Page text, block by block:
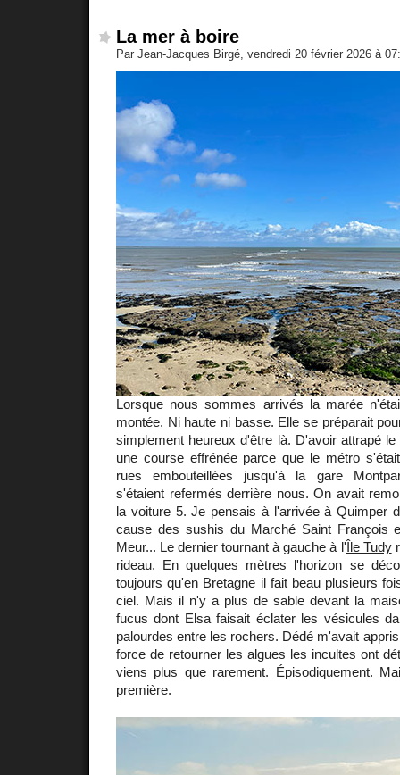
La mer à boire
Par Jean-Jacques Birgé, vendredi 20 février 2026 à
Lorsque nous sommes arrivés la marée
montée. Ni haute ni basse. Elle se préparait
simplement heureux d'être là. D'avoir attrapé
une course effrénée parce que le métro
rues embouteillées jusqu'à la gare
s'étaient refermés derrière nous. On avait
la voiture 5. Je pensais à l'arrivée à Quimper
cause des sushis du Marché Saint François
Meur... Le dernier tournant à gauche à l'Île Tudy
rideau. En quelques mètres l'horizon se
toujours qu'en Bretagne il fait beau plusieurs
ciel. Mais il n'y a plus de sable devant la
fucus dont Elsa faisait éclater les vésicules
palourdes entre les rochers. Dédé m'avait
force de retourner les algues les incultes ont
viens plus que rarement. Épisodiquement.
première.